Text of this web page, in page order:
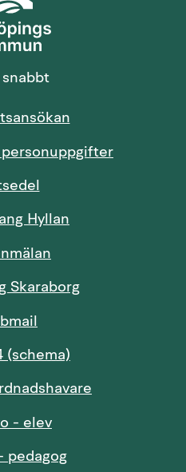
Länk till annan
personuppgifter
Hyllan
SkaraborgLänk till annan
(schema)
- elevLänk till annan
pedagogLänk till annan